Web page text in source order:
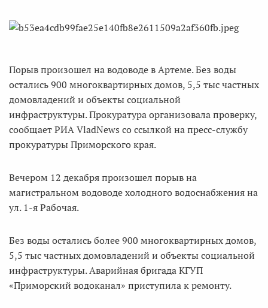
Порыв произошел на водоводе в Артеме. Без воды
остались 900 многоквартирных домов, 5,5 тыс частных
домовладений и объекты социальной
инфраструктуры. Прокуратура организовала проверку,
сообщает РИА VladNews со ссылкой на пресс-службу
прокуратуры Приморского края.
Вечером 12 декабря произошел порыв на
магистральном водоводе холодного водоснабжения на
ул. 1-я Рабочая.
Без воды остались более 900 многоквартирных домов,
5,5 тыс частных домовладений и объекты социальной
инфраструктуры. Аварийная бригада КГУП
«Приморский водоканал» приступила к ремонту.